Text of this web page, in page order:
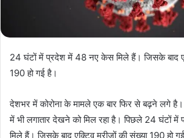
24 घंटों में प्रदेश में 48 नए केस मिले हैं। जिसके बाद
190 हो गई है।
देशभर में कोरोना के मामले एक बार फिर से बढ़ने लगे
में भी लगातार देखने को मिल रहा है। पिछले 24 घंटों
मिले हैं। जिसके बाद एक्टिव मरीजों की संख्या 190 हो